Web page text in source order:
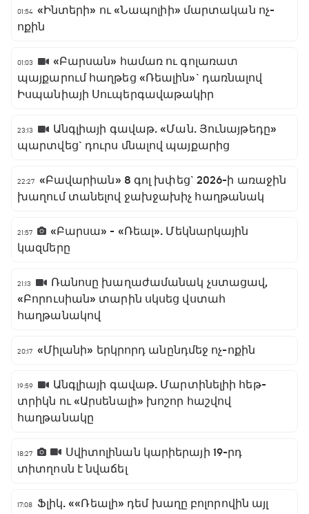
01:54 «Ինտերի» ու «Նապոլիի» մարտական ոչ-
ոքին
01:03
«Բարսան» համառ ու գոլառատ
պայքարում հաղթեց «Ռեալին»` դառնալով
Իսպանիայի Սուպերգավաթակիր
23:13
Անգլիայի գավաթ. «Ման. Յունայթեդը»
պարտվեց` դուրս մնալով պայքարից
22:27 «Բավարիան» 8 գոլ խփեց` 2026-ի առաջին
խաղում տանելով ջախջախիչ հաղթանակ
21:57
«Բարսա» - «Ռեալ». Մեկնարկային
կազմերը
21:13
Ռանոսը խաղաժամանակ չստացավ,
«Բորուսիան» տարին սկսեց վստահ
հաղթանակով
20:17 «Միլանի» երկրորդ անընդմեջ ոչ-ոքին
19:59
Անգլիայի գավաթ. Մարտինելիի հեթ-
տրիկն ու «Արսենալի» խոշոր հաշվով
հաղթանակը
18:27
Սվիտոլինան կարիերայի 19-րդ
տիտղոսն է նվաճել
17:08
Ֆլիկ. ««Ռեալի» դեմ խաղը բոլորովին այլ